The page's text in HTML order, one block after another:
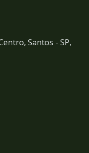
Santos - SP,